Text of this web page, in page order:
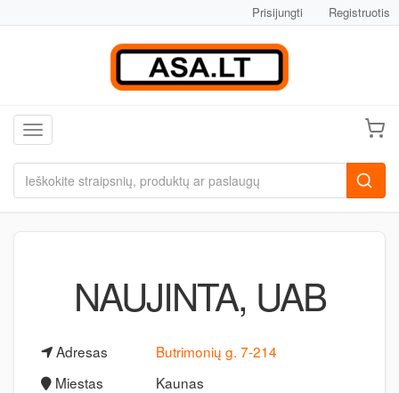
Prisijungti Registruotis
Toggle navigation
NAUJINTA, UAB
Adresas
Butrimonių g. 7-214
Miestas
Kaunas